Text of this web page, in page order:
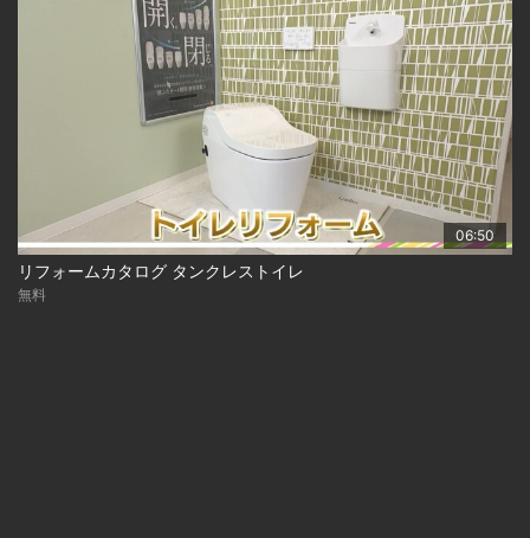
06:50
リフォームカタログ タンクレストイレ
無料